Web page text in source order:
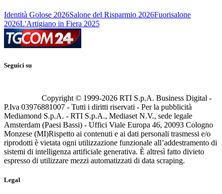
Identità Golose 2026Salone del Risparmio 2026Fuorisalone
2026L'Artigiano in Fiera 2025
Seguici su
Copyright © 1999-2026 RTI S.p.A. Business Digital -
P.Iva 03976881007 - Tutti i diritti riservati - Per la pubblicità
Mediamond S.p.A. - RTI S.p.A., Mediaset N.V., sede legale
Amsterdam (Paesi Bassi) - Uffici Viale Europa 46, 20093 Cologno
Monzese (MI)Rispetto ai contenuti e ai dati personali trasmessi e/o
riprodotti è vietata ogni utilizzazione funzionale all’addestramento di
sistemi di intelligenza artificiale generativa. È altresì fatto divieto
espresso di utilizzare mezzi automatizzati di data scraping.
Legal